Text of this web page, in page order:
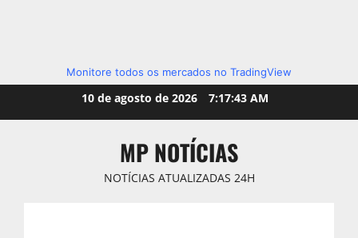
Monitore todos os mercados no TradingView
10 de agosto de 2026 7:17:44 AM
MP NOTÍCIAS
NOTÍCIAS ATUALIZADAS 24H